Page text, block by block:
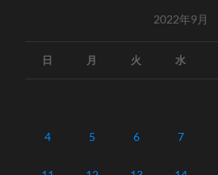
2022年9月
日 月 火 水
4 5 6 7